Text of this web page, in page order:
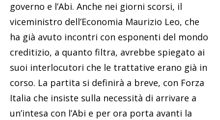
governo e l’Abi. Anche nei giorni scorsi, il
viceministro dell’Economia Maurizio Leo, che
ha già avuto incontri con esponenti del mondo
creditizio, a quanto filtra, avrebbe spiegato ai
suoi interlocutori che le trattative erano già in
corso. La partita si definirà a breve, con Forza
Italia che insiste sulla necessità di arrivare a
un’intesa con l’Abi e per ora porta avanti la